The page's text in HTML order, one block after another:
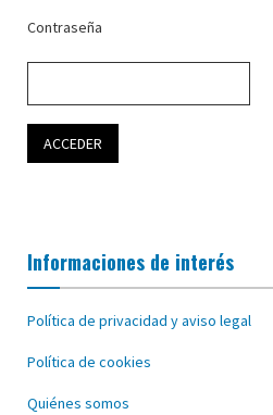
Contraseña
Informaciones de interés
Política de privacidad y aviso legal
Política de cookies
Quiénes somos